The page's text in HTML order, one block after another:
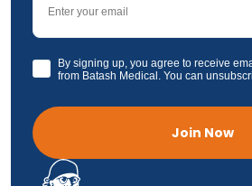
GDPRBy signing up, you agree to receive
from Batash Medical. You can
Join Now